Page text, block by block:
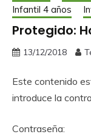
Infantil 4 años
Protegido:
13/12/2018
Este contenido
introduce la
Contraseña: